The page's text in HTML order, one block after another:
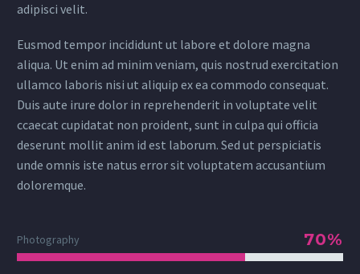
adipisci velit.
Eusmod tempor incididunt ut labore et dolore magna
aliqua. Ut enim ad minim veniam, quis nostrud exercitation
ullamco laboris nisi ut aliquip ex ea commodo consequat.
Duis aute irure dolor in reprehenderit in voluptate velit
ccaecat cupidatat non proident, sunt in culpa qui officia
deserunt mollit anim id est laborum. Sed ut perspiciatis
unde omnis iste natus error sit voluptatem accusantium
doloremque.
Photography 70%